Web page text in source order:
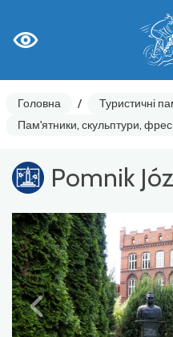
Головна / Туристичні
Пам'ятники, скульптури,
Pomnik